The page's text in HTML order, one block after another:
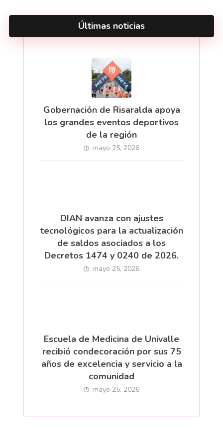
Últimas noticias
Gobernación de Risaralda apoya
los grandes eventos deportivos
de la región
mayo 25, 2026
DIAN avanza con ajustes
tecnológicos para la actualización
de saldos asociados a los
Decretos 1474 y 0240 de 2026.
mayo 25, 2026
Escuela de Medicina de Univalle
recibió condecoración por sus 75
años de excelencia y servicio a la
comunidad
mayo 25, 2026